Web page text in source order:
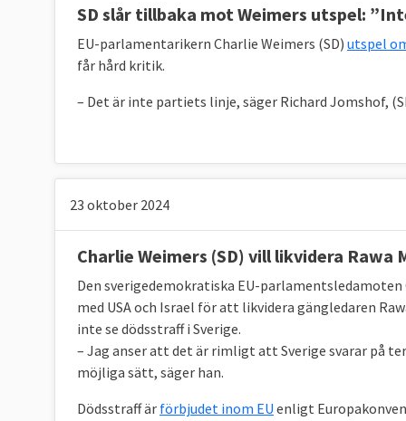
SD slår tillbaka mot Weimers utspel:
EU-parlamentarikern Charlie Weimers (SD) utspel
får hård kritik.
– Det är inte partiets linje, säger Richard Jomshof,
23 oktober 2024
Charlie Weimers (SD) vill likvidera
Den sverigedemokratiska EU-
med USA och Israel för att likvidera gängledaren
inte se dödsstraff i Sverige.
– Jag anser att det är rimligt att Sverige svarar på
möjliga sätt, säger han.
Dödsstraff är förbjudet inom EU enligt